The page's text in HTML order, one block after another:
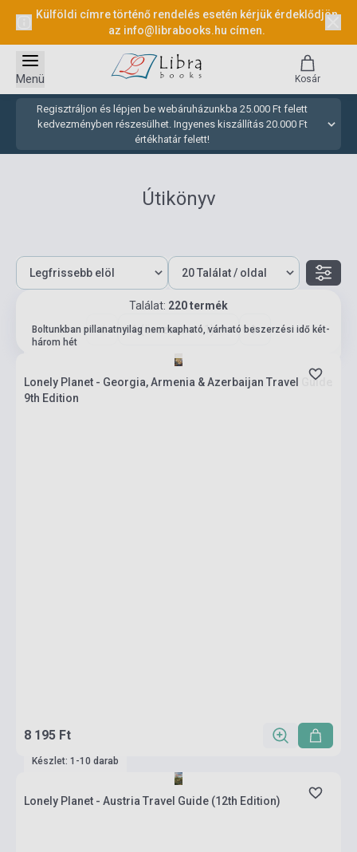
Külföldi címre történő rendelés esetén kérjük érdeklődjön
az info@librabooks.hu címen.
Regisztráljon és lépjen be webáruházunkba 25.000 Ft felett
kedvezményben részesülhet. Ingyenes kiszállítás 20.000 Ft
értékhatár felett!
Menü Kosár
Útikönyv
Találat: 220 termék
1 (összesen: 11)
Boltunkban pillanatnyilag nem kapható, várható beszerzési idő két-
három hét
Lonely Planet - Georgia, Armenia & Azerbaijan Travel Guide
9th Edition
8 195 Ft
Készlet: 1-10 darab
Lonely Planet - Austria Travel Guide (12th Edition)